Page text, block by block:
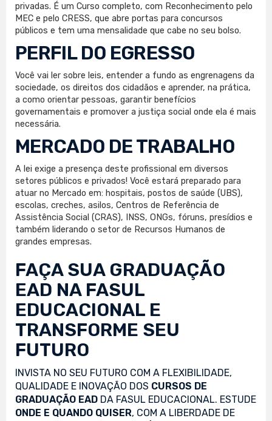
privadas. É um Curso completo, com Reconhecimento pelo
MEC e pelo CRESS, que abre portas para concursos
públicos e tem uma mensalidade que cabe no seu bolso.
PERFIL DO EGRESSO
Você vai ler sobre leis, entender a fundo as engrenagens da
sociedade, os direitos dos cidadãos e aprender, na prática,
a como orientar pessoas, garantir benefícios
governamentais e promover a justiça social onde ela é mais
necessária.
MERCADO DE TRABALHO
A lei exige a presença deste profissional em diversos
setores públicos e privados! Você estará preparado para
atuar no Mercado em: hospitais, postos de saúde (UBS),
escolas, creches, asilos, Centros de Referência de
Assistência Social (CRAS), INSS, ONGs, fóruns, presídios e
também liderando o setor de Recursos Humanos de
grandes empresas.
FAÇA SUA GRADUAÇÃO
EAD NA FASUL
EDUCACIONAL E
TRANSFORME SEU
FUTURO
INVISTA NO SEU FUTURO COM A FLEXIBILIDADE,
QUALIDADE E INOVAÇÃO DOS CURSOS DE
GRADUAÇÃO EAD DA FASUL EDUCACIONAL. ESTUDE
ONDE E QUANDO QUISER, COM A LIBERDADE DE